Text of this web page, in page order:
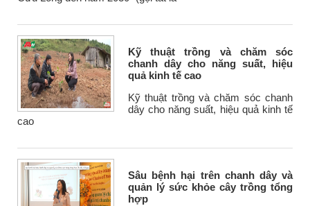
Kỹ thuật trồng và chăm sóc
chanh dây cho năng suất, hiệu
quả kinh tế cao
Kỹ thuật trồng và chăm sóc chanh
dây cho năng suất, hiệu quả kinh tế
cao
Sâu bệnh hại trên chanh dây và
quản lý sức khỏe cây trồng tổng
hợp